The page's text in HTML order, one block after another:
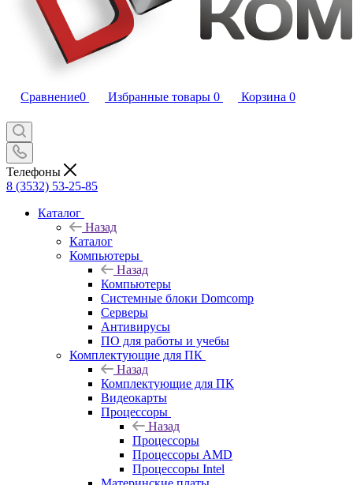
Сравнение0 Избранные товары 0 Корзина 0
Телефоны
8 (3532) 53-25-85
Каталог
Назад
Каталог
Компьютеры
Назад
Компьютеры
Системные блоки Domcomp
Серверы
Антивирусы
ПО для работы и учебы
Комплектующие для ПК
Назад
Комплектующие для ПК
Видеокарты
Процессоры
Назад
Процессоры
Процессоры AMD
Процессоры Intel